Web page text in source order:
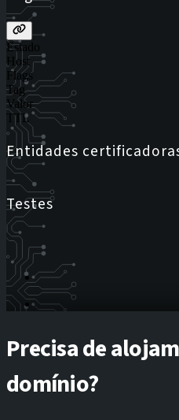
Estado
Host
Flags
Tag
Valor
TTL
Entidades
Testes
Precisa de
domínio?